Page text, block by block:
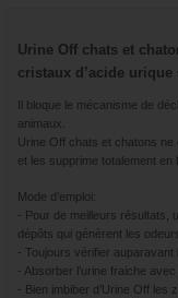
Urine Off chats et
cristaux d’acide urique
Il bloque le mécanisme de
animaux.
Urine Off chats et chatons
et les supprime totalement en
Mode d’emploi:
- Pour de meilleurs résultats,
dépôts qui génèrent les odeurs
- Toujours vérifier auparavant
- Absorber l’urine fraiche
- Bien imbiber d’Urine Off les